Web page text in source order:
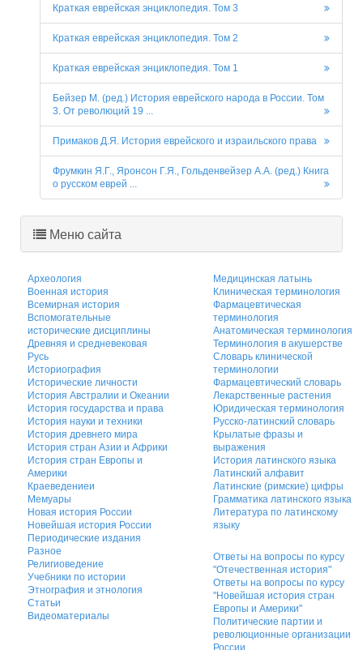
Краткая еврейская энциклопедия. Том 3
Краткая еврейская энциклопедия. Том 2
Краткая еврейская энциклопедия. Том 1
Бейзер М. (ред.) История еврейского народа в России. Том
3. От революций 19 ...
Примаков Д.Я. История еврейского и израильского права
Фрумкин Я.Г., Яронсон Г.Я., Гольденвейзер А.А. (ред.) Книга
о русском еврей ...
Меню сайта
Археология
Военная история
Всемирная история
Вспомогательные
исторические дисциплины
Древняя и средневековая
Русь
Историография
Исторические личности
История Австралии и Океании
История государства и права
История науки и техники
История древнего мира
История стран Азии и Африки
История стран Европы и
Америки
Краеведениеи
Мемуары
Новая история России
Новейшая история России
Периодические издания
Разное
Религиоведение
Учебники по истории
Этнография и этнология
Статьи
Видеоматериалы
Медицинская латынь
Клиническая терминология
Фармацевтическая
терминология
Анатомическая терминология
Терминология в акушерстве
Словарь клинической
терминологии
Фармацевтический словарь
Лекарственные растения
Юридическая терминология
Русско-латинский словарь
Крылатые фразы и
выражения
История латинского языка
Латинский алфавит
Латинские (римские) цифры
Грамматика латинского языка
Литература по латинскому
языку
Ответы на вопросы по курсу
"Отечественная история"
Ответы на вопросы по курсу
"Новейшая история стран
Европы и Америки"
Политические партии и
революционные организации
России